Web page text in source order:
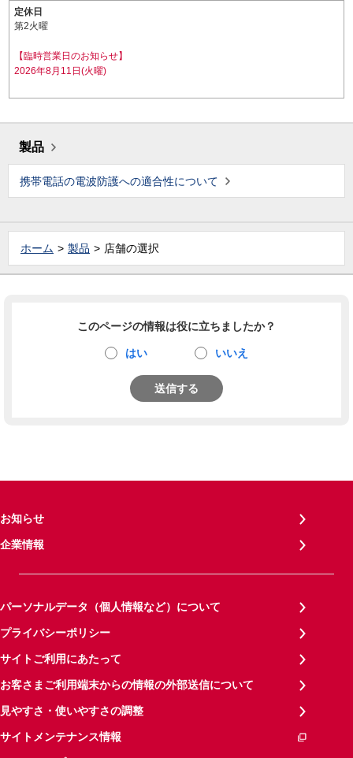
定休日
第2火曜
【臨時営業日のお知らせ】
2026年8月11日(火曜)
製品
携帯電話の電波防護への適合性について
ホーム 製品 店舗の選択
このページの情報は役に立ちましたか？
はい いいえ
送信する
お知らせ
企業情報
パーソナルデータ（個人情報など）について
プライバシーポリシー
サイトご利用にあたって
お客さまご利用端末からの情報の外部送信について
見やすさ・使いやすさの調整
サイトメンテナンス情報